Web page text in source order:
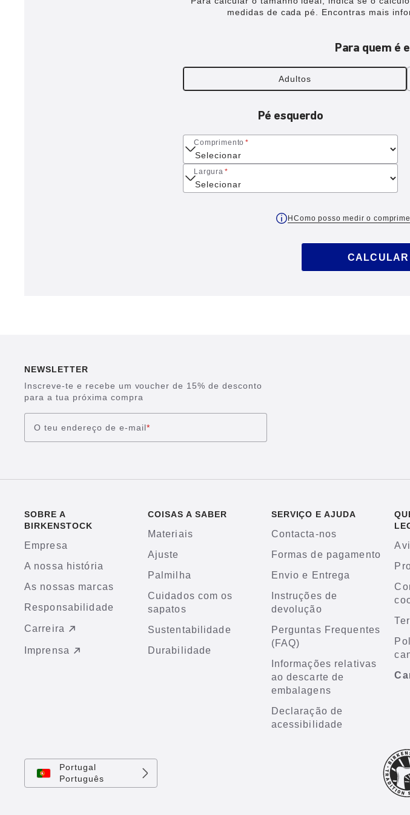
medidas de cada pé. Encontras mais
Para quem é
Adultos
Pé esquerdo
Comprimento *
Largura *
HComo posso medir o
CALCULAR
NEWSLETTER
Inscreve-te e recebe um voucher de 15% de desconto
para a tua próxima compra
O teu endereço de e-mail*
SOBRE A
BIRKENSTOCK
Empresa
A nossa história
As nossas marcas
Responsabilidade
Carreira
Imprensa
COISAS A SABER
Materiais
Ajuste
Palmilha
Cuidados com os
sapatos
Sustentabilidade
Durabilidade
SERVIÇO E AJUDA
Contacta-nos
Formas de pagamento
Envio e Entrega
Instruções de
devolução
Perguntas Frequentes
(FAQ)
Informações relativas
ao descarte de
embalagens
Declaração de
acessibilidade
Portugal
Português